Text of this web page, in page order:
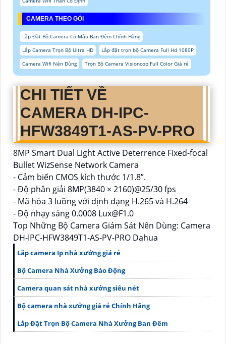
CAMERA THEO GÓI
Lắp Đặt Bộ Camera Có Màu Ban Đêm Chính Hãng
Lắp Camera Trọn Bộ Ultra HD
Lắp đặt trọn bộ Camera Full Hd 1080P
Camera Wifi Nên Dùng
Trọn Bộ Camera Visioncop Full Color Giá rẻ
CHI TIẾT VỀ
CAMERA DH-IPC-
HFW3849T1-AS-PV-PRO
8MP Smart Dual Light Active Deterrence Fixed-focal
Bullet WizSense Network Camera
- Cảm biến CMOS kích thước 1/1.8”.
- Độ phân giải 8MP(3840 × 2160)@25/30 fps
- Mã hóa 3 luồng với định dạng H.265 và H.264
- Độ nhạy sáng 0.0008 Lux@F1.0
Top Những Bộ Camera Giám Sát Nên Dùng: Camera
DH-IPC-HFW3849T1-AS-PV-PRO Dahua
Lắp camera Ip nhà xưởng giá rẻ
Bộ Camera Nhà Xưởng Báo Động
Camera quan sát nhà xưởng siêu nét
Bộ camera nhà xưởng giá rẻ Chính Hãng
Lắp Đặt Trọn Bộ Camera Nhà Xưởng Ban Đêm